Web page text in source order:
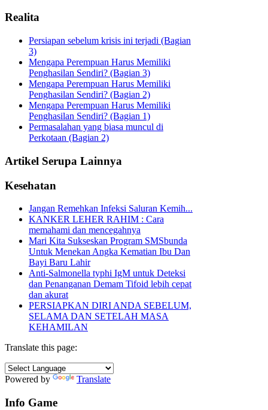
Realita
Persiapan sebelum krisis ini terjadi (Bagian
3)
Mengapa Perempuan Harus Memiliki
Penghasilan Sendiri? (Bagian 3)
Mengapa Perempuan Harus Memiliki
Penghasilan Sendiri? (Bagian 2)
Mengapa Perempuan Harus Memiliki
Penghasilan Sendiri? (Bagian 1)
Permasalahan yang biasa muncul di
Perkotaan (Bagian 2)
Artikel Serupa Lainnya
Kesehatan
Jangan Remehkan Infeksi Saluran Kemih...
KANKER LEHER RAHIM : Cara
memahami dan mencegahnya
Mari Kita Sukseskan Program SMSbunda
Untuk Menekan Angka Kematian Ibu Dan
Bayi Baru Lahir
Anti-Salmonella typhi IgM untuk Deteksi
dan Penanganan Demam Tifoid lebih cepat
dan akurat
PERSIAPKAN DIRI ANDA SEBELUM,
SELAMA DAN SETELAH MASA
KEHAMILAN
Translate this page:
Powered by Translate
Info Game